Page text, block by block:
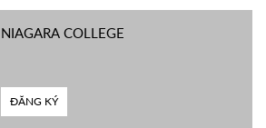
NIAGARA COLLEGE
ĐĂNG KÝ